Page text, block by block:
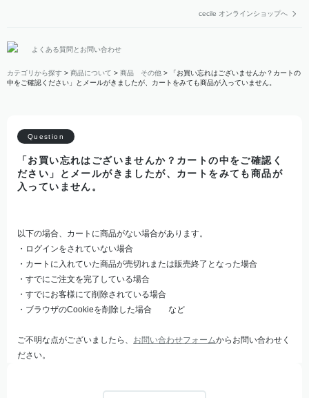
cecile オンラインショップへ
よくある質問とお問い合わせ
カテゴリから探す > 商品について > 商品 その他 >
「お買い忘れはございませんか？カートの
中をご確認ください」とメールがきましたが、カートをみても商品が入っていません。
「お買い忘れはございませんか？カートの中をご確認く
ださい」とメールがきましたが、カートをみても商品が
入っていません。
以下の場合、カートに商品がない場合があります。
・ログインをされていない場合
・カートに入れていた商品が売切れまたは販売終了となった場合
・すでにご注文を完了している場合
・すでにお客様にて削除されている場合
・ブラウザのCookieを削除した場合 など
ご不明な点がございましたら、 お問い合わせフォームからお問い合わせく
ださい。